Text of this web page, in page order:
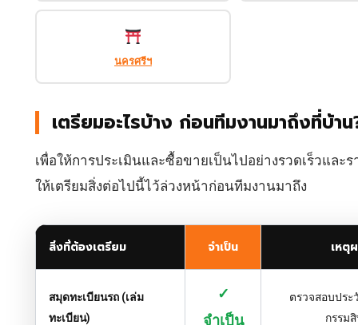
นครศรีฯ
เตรียมอะไรบ้าง ก่อนทีมงานมาถึงที่บ้าน
เพื่อให้การประเมินและซื้อขายเป็นไปอย่างรวดเร็วและ
ให้เตรียมสิ่งต่อไปนี้ไว้ล่วงหน้าก่อนทีมงานมาถึง
สิ่งที่ต้องเตรียม จำเป็น เหตุ
สมุดทะเบียนรถ (เล่ม
ทะเบียน)
✓
จำเป็น
ตรวจสอบประ
กรรม